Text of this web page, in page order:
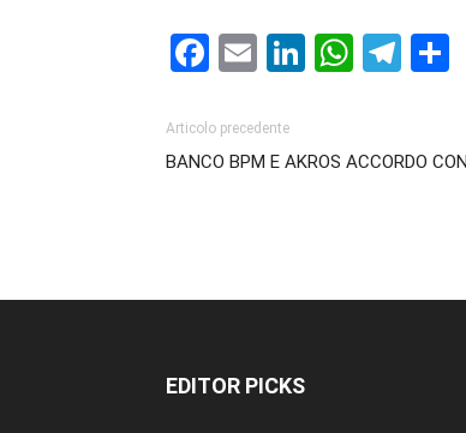
Facebook
EmailLinkedIn
Articolo precedente
BANCO BPM E AKROS ACCORDO
EDITOR PICKS